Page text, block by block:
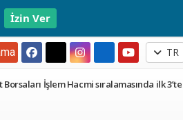
İzin Ver
TR
Borsaları İşlem Hacmi sıralamasında ilk 3’te